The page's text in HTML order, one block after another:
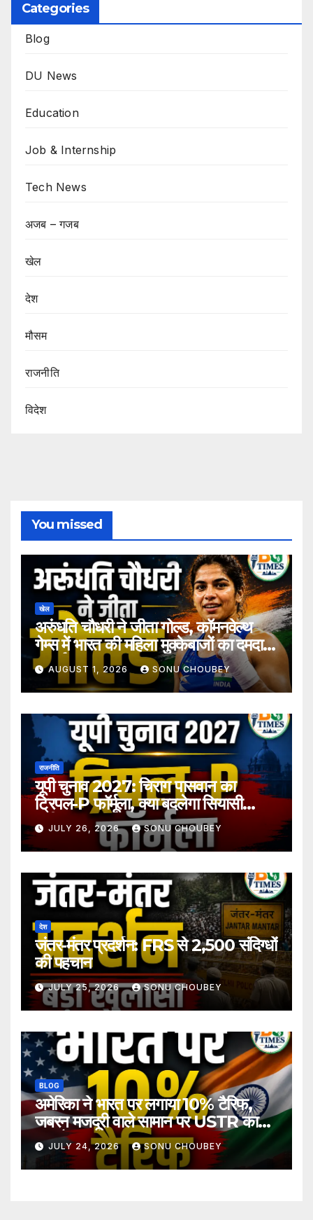
Categories
Blog
DU News
Education
Job & Internship
Tech News
अजब – गजब
खेल
देश
मौसम
राजनीति
विदेश
You missed
खेल
अरुंधति चौधरी ने जीता गोल्ड, कॉमनवेल्थ
गेम्स में भारत की महिला मुक्केबाजों का दमदार
प्रदर्शन
AUGUST 1, 2026 SONU CHOUBEY
राजनीति
यूपी चुनाव 2027: चिराग पासवान का
ट्रिपल-P फॉर्मूला, क्या बदलेगा सियासी
समीकरण?
JULY 26, 2026 SONU CHOUBEY
देश
जंतर-मंतर प्रदर्शन: FRS से 2,500 संदिग्धों
की पहचान
JULY 25, 2026 SONU CHOUBEY
BLOG
अमेरिका ने भारत पर लगाया 10% टैरिफ,
जबरन मजदूरी वाले सामान पर USTR का
बड़ा फैसला
JULY 24, 2026 SONU CHOUBEY